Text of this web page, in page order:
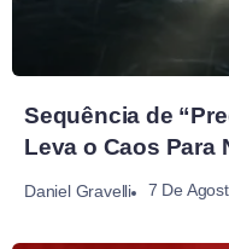
Sequência de
Leva o Caos Para
Daniel Gravelli 7 De